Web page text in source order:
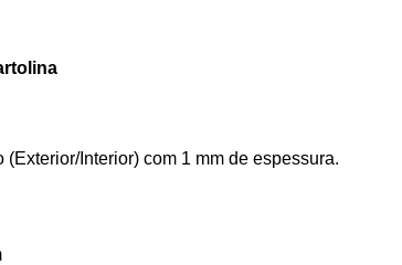
Interior) com 1 mm de espessura.